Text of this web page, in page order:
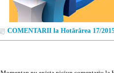
COMENTARII la Hotărârea 17/